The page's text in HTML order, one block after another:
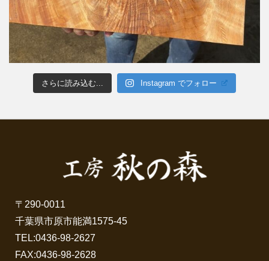
さらに読み込む... Instagram でフォロー
〒290-0011
千葉県市原市能満1575-45
TEL:0436-98-2627
FAX:0436-98-2628